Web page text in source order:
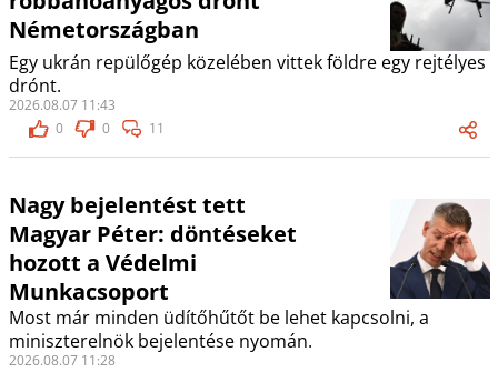
Németországban
Egy ukrán repülőgép közelében vittek földre egy rejtélyes
drónt.
2026.08.07 11:43
0
0 11
Nagy bejelentést tett
Magyar Péter: döntéseket
hozott a Védelmi
Munkacsoport
Most már minden üdítőhűtőt be lehet kapcsolni, a
miniszterelnök bejelentése nyomán.
2026.08.07 11:28